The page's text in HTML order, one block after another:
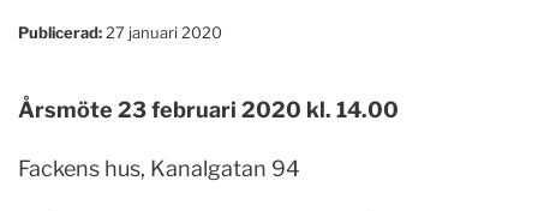
Publicerad: 27 januari 2020
Årsmöte 23 februari 2020 kl. 14.00
Fackens hus, Kanalgatan 94